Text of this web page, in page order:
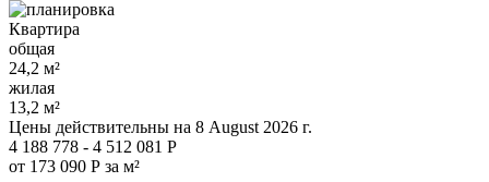
Квартира
общая
24,2 м²
жилая
13,2 м²
Цены действительны на 8 August 2026 г.
4 188 778 - 4 512 081 Р
от 173 090 Р за м²